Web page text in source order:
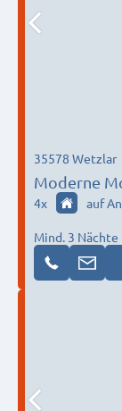
Moderne
Personen in
35578 Wetzlar
4x auf
Mind. 3 Nächte